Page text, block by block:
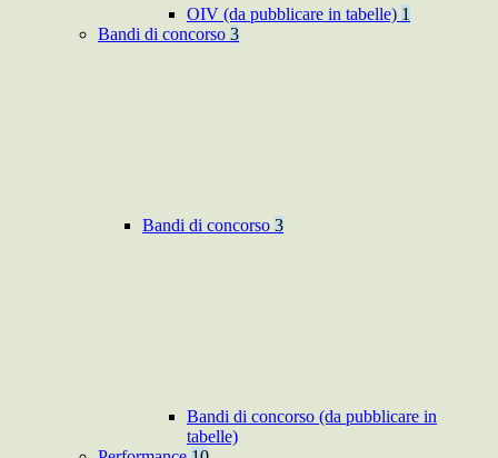
OIV (da pubblicare in tabelle) 1
Bandi di concorso 3
Bandi di concorso 3
Bandi di concorso (da pubblicare in
tabelle)